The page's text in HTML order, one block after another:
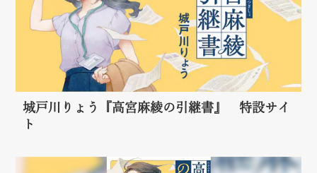
城戸川りょう『高宮麻綾の引継書』 特設サイ
ト